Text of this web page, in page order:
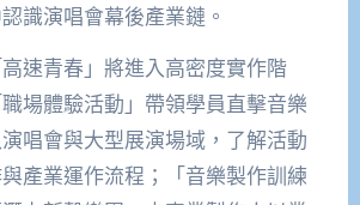
識演唱會幕後產業鏈。
速青春」將進入高密度實作階
場體驗活動」帶領學員直擊音樂
唱會與大型展演場域，了解活動
產業運作流程；「音樂製作訓練